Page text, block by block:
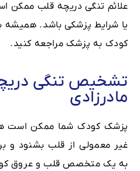
علائم تنگی دریچه قلب ممکن
یا شرایط پزشکی باشد.
کودک به پزشک مراجعه کنید.
تشخیص تنگی
مادرزادی
پزشک کودک شما ممکن است
غیر معمولی از قلب بشنود و
به یک متخصص قلب و عروق